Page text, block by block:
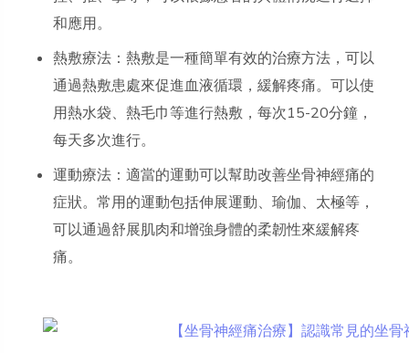
和應用。
熱敷療法：熱敷是一種簡單有效的治療方法，可以
通過熱敷患處來促進血液循環，緩解疼痛。可以使
用熱水袋、熱毛巾等進行熱敷，每次15-20分鐘，
每天多次進行。
運動療法：適當的運動可以幫助改善坐骨神經痛的
症狀。常用的運動包括伸展運動、瑜伽、太極等，
可以通過舒展肌肉和增強身體的柔韌性來緩解疼
痛。